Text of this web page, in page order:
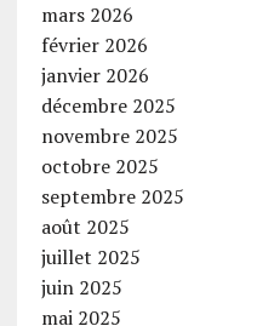
mars 2026
février 2026
janvier 2026
décembre 2025
novembre 2025
octobre 2025
septembre 2025
août 2025
juillet 2025
juin 2025
mai 2025